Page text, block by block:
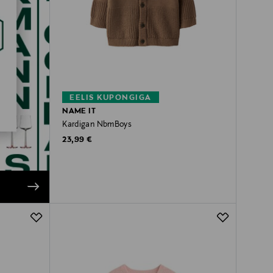
EELIS KUPONGIGA
NAME IT
Kardigan NbmBoys
Original Price
23,99 €